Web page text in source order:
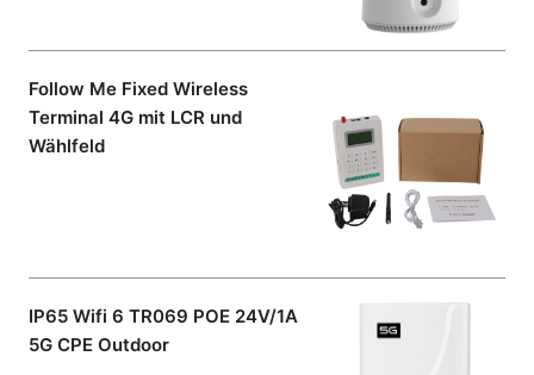
Follow Me Fixed Wireless
Terminal 4G mit LCR und
Wählfeld
IP65 Wifi 6 TR069 POE 24V/1A
5G CPE Outdoor